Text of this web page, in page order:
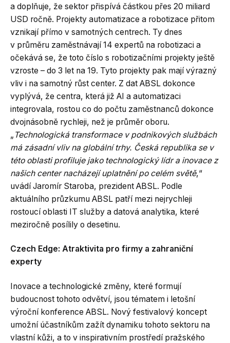
a doplňuje, že sektor přispívá částkou přes 20 miliard
USD ročně. Projekty automatizace a robotizace přitom
vznikají přímo v samotných centrech. Ty dnes
v průměru zaměstnávají 14 expertů na robotizaci a
očekává se, že toto číslo s robotizačními projekty ještě
vzroste – do 3 let na 19. Tyto projekty pak mají výrazný
vliv i na samotný růst center. Z dat ABSL dokonce
vyplývá, že centra, která již AI a automatizaci
integrovala, rostou co do počtu zaměstnanců dokonce
dvojnásobně rychleji, než je průměr oboru.
„ Technologická transformace v podnikových službách
má zásadní vliv na globální trhy. Česká republika se v
této oblasti profiluje jako technologický lídr a inovace z
našich center nacházejí uplatnění po celém světě,“
uvádí Jaromír Staroba, prezident ABSL. Podle
aktuálního průzkumu ABSL patří mezi nejrychleji
rostoucí oblasti IT služby a datová analytika, které
meziročně posílily o desetinu.
Czech Edge: Atraktivita pro firmy a zahraniční
experty
Inovace a technologické změny, které formují
budoucnost tohoto odvětví, jsou tématem i letošní
výroční konference ABSL. Nový festivalový koncept
umožní účastníkům zažít dynamiku tohoto sektoru na
vlastní kůži, a to v inspirativním prostředí pražského